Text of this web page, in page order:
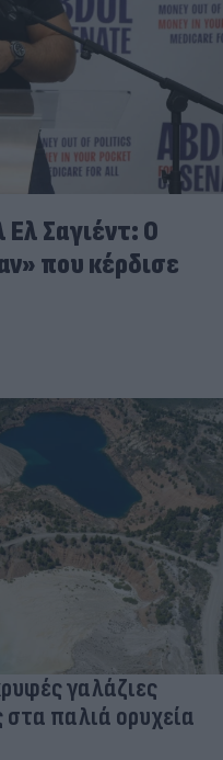
Ελ Σαγιέντ: Ο
που κέρδισε
γαλάζιες
στα παλιά ορυχεία